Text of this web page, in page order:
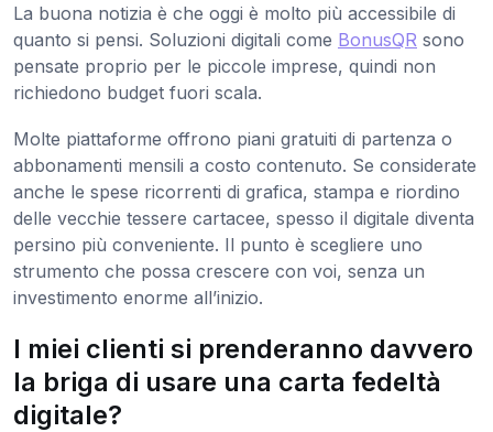
La buona notizia è che oggi è molto più accessibile di
quanto si pensi. Soluzioni digitali come BonusQR sono
pensate proprio per le piccole imprese, quindi non
richiedono budget fuori scala.
Molte piattaforme offrono piani gratuiti di partenza o
abbonamenti mensili a costo contenuto. Se considerate
anche le spese ricorrenti di grafica, stampa e riordino
delle vecchie tessere cartacee, spesso il digitale diventa
persino più conveniente. Il punto è scegliere uno
strumento che possa crescere con voi, senza un
investimento enorme all’inizio.
I miei clienti si prenderanno davvero
la briga di usare una carta fedeltà
digitale?